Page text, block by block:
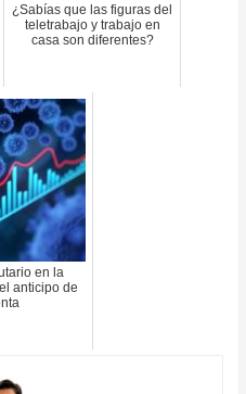
¿Sabías que las figuras del
teletrabajo y trabajo en
casa son diferentes?
en la
anticipo de